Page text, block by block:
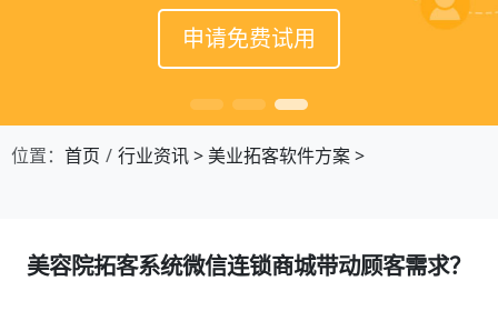
申请免费试用
申请免费试用
申请免费试用
位置： 首页 行业资讯>美业拓客软件方案>
美容院拓客系统微信连锁商城带动顾客需求？